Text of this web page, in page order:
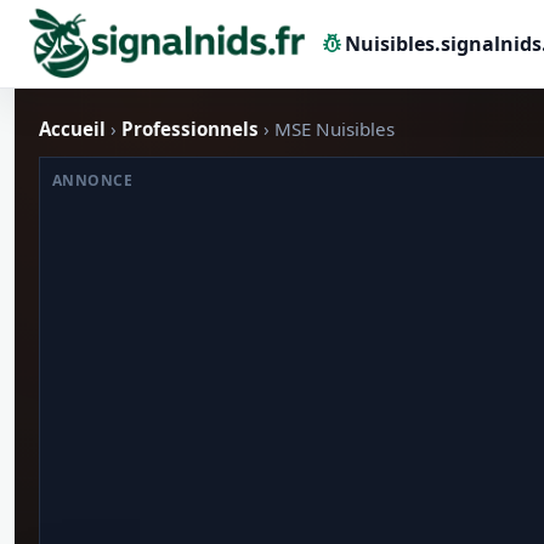
pest_control
Accueil › Professionnels › MSE Nuisibles
ANNONCE